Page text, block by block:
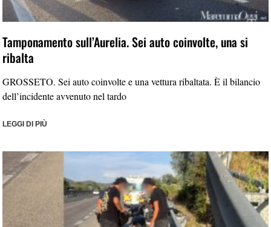
Tamponamento sull’Aurelia. Sei auto coinvolte, una si
ribalta
GROSSETO. Sei auto coinvolte e una vettura ribaltata. È il bilancio
dell’incidente avvenuto nel tardo
LEGGI DI PIÙ